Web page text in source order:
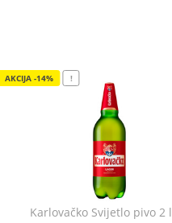
AKCIJA -14% !
Karlovačko Svijetlo pivo 2 l